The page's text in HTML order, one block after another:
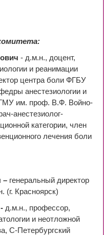
- д.м.н., доцент,
и реанимации
центра боли ФГБУ
анестезиологии и
им. проф. В.Ф. Войно-
анестезиолог-
категории, член
лечения боли
– генеральный директор
Красноярск)
д.м.н., профессор,
и неотложной
С-Петербургский